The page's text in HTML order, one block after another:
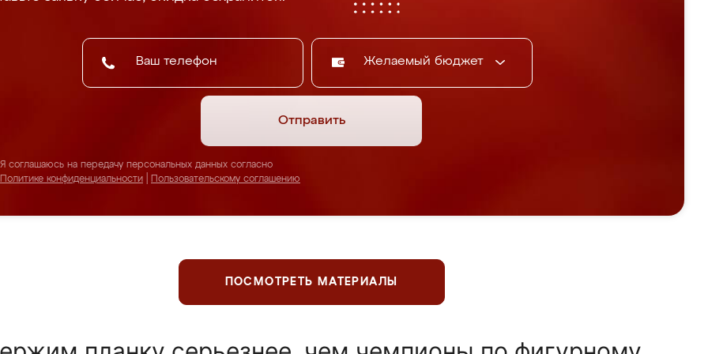
Желаемый бюджет
Отправить
Я соглашаюсь на передачу персональных данных согласно
Политике конфиденциальности
Пользовательскому соглашению
ПОСМОТРЕТЬ МАТЕРИАЛЫ